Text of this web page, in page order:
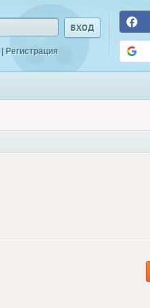
| Регистрация